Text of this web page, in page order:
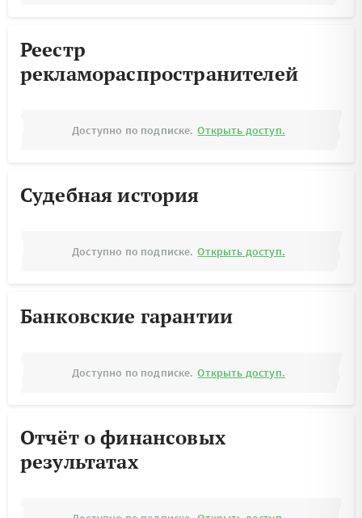
Реестр
рекламораспространителей
Доступно по подписке. Открыть доступ.
Судебная история
Доступно по подписке. Открыть доступ.
Банковские гарантии
Доступно по подписке. Открыть доступ.
Отчёт о финансовых
результатах